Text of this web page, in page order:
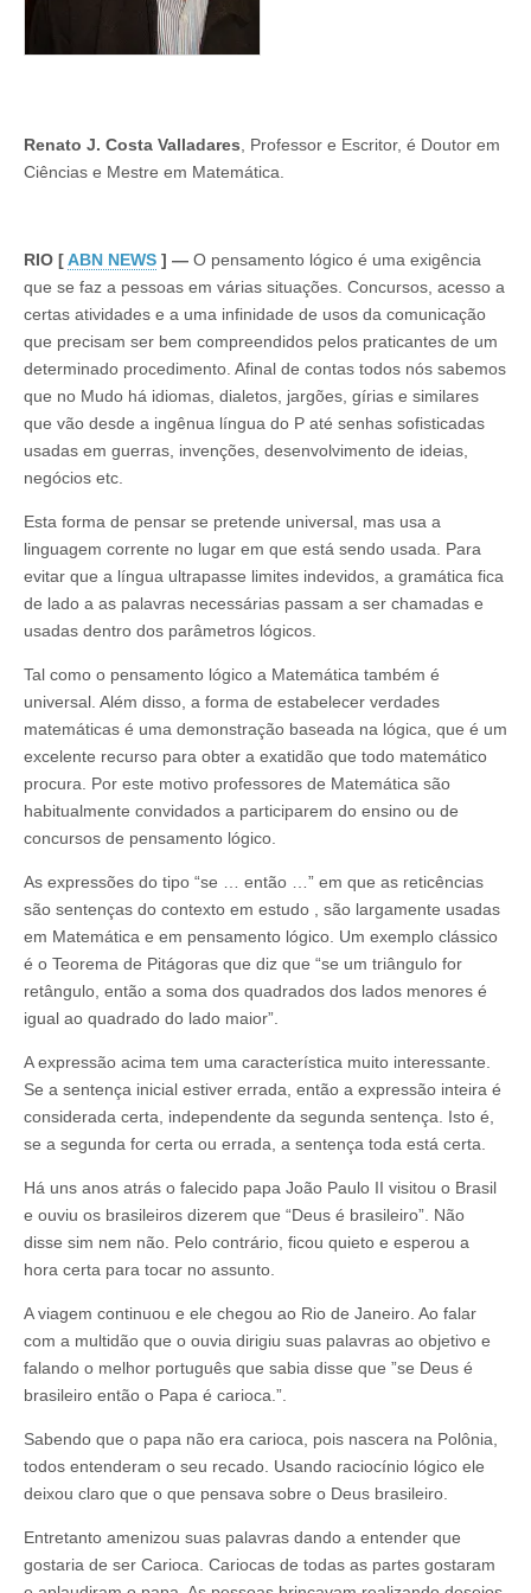
Renato J. Costa Valladares , Professor e Escritor, é Doutor em
Ciências e Mestre em Matemática.
RIO [ABN NEWS ] — O pensamento lógico é uma exigência
que se faz a pessoas em várias situações. Concursos, acesso a
certas atividades e a uma infinidade de usos da comunicação
que precisam ser bem compreendidos pelos praticantes de um
determinado procedimento. Afinal de contas todos nós sabemos
que no Mudo há idiomas, dialetos, jargões, gírias e similares
que vão desde a ingênua língua do P até senhas sofisticadas
usadas em guerras, invenções, desenvolvimento de ideias,
negócios etc.
Esta forma de pensar se pretende universal, mas usa a
linguagem corrente no lugar em que está sendo usada. Para
evitar que a língua ultrapasse limites indevidos, a gramática fica
de lado a as palavras necessárias passam a ser chamadas e
usadas dentro dos parâmetros lógicos.
Tal como o pensamento lógico a Matemática também é
universal. Além disso, a forma de estabelecer verdades
matemáticas é uma demonstração baseada na lógica, que é um
excelente recurso para obter a exatidão que todo matemático
procura. Por este motivo professores de Matemática são
habitualmente convidados a participarem do ensino ou de
concursos de pensamento lógico.
As expressões do tipo “se … então …” em que as reticências
são sentenças do contexto em estudo , são largamente usadas
em Matemática e em pensamento lógico. Um exemplo clássico
é o Teorema de Pitágoras que diz que “se um triângulo for
retângulo, então a soma dos quadrados dos lados menores é
igual ao quadrado do lado maior”.
A expressão acima tem uma característica muito interessante.
Se a sentença inicial estiver errada, então a expressão inteira é
considerada certa, independente da segunda sentença. Isto é,
se a segunda for certa ou errada, a sentença toda está certa.
Há uns anos atrás o falecido papa João Paulo II visitou o Brasil
e ouviu os brasileiros dizerem que “Deus é brasileiro”. Não
disse sim nem não. Pelo contrário, ficou quieto e esperou a
hora certa para tocar no assunto.
A viagem continuou e ele chegou ao Rio de Janeiro. Ao falar
com a multidão que o ouvia dirigiu suas palavras ao objetivo e
falando o melhor português que sabia disse que ”se Deus é
brasileiro então o Papa é carioca.”.
Sabendo que o papa não era carioca, pois nascera na Polônia,
todos entenderam o seu recado. Usando raciocínio lógico ele
deixou claro que o que pensava sobre o Deus brasileiro.
Entretanto amenizou suas palavras dando a entender que
gostaria de ser Carioca. Cariocas de todas as partes gostaram